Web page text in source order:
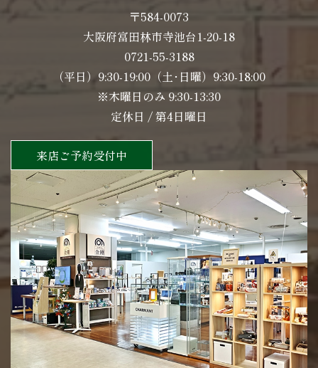
〒584-0073
大阪府富田林市寺池台1-20-18
0721-55-3188
（平日）9:30-19:00（土･日曜）9:30-18:00
※木曜日のみ 9:30-13:30
定休日 / 第4日曜日
来店ご予約受付中